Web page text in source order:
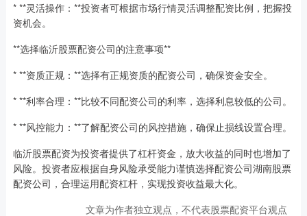
* **灵活操作：**投资者可根据市场行情灵活调整配资比例，把握投
资机会。
**选择临沂股票配资公司的注意事项**
* **资质正规：**选择有正规资质的配资公司，确保资金安全。
* **利率合理：**比较不同配资公司的利率，选择利息较低的公司。
* **风控能力：**了解配资公司的风控措施，确保止损线设置合理。
临沂股票配资为投资者提供了杠杆资金，放大收益的同时也增加了
风险。投资者应根据自身风险承受能力谨慎选择配资公司湖南股票
配资公司，合理运用配资杠杆，实现投资收益最大化。
文章为作者独立观点，不代表股票配资平台观点